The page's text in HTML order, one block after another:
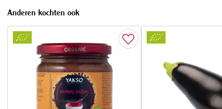
Anderen kochten ook